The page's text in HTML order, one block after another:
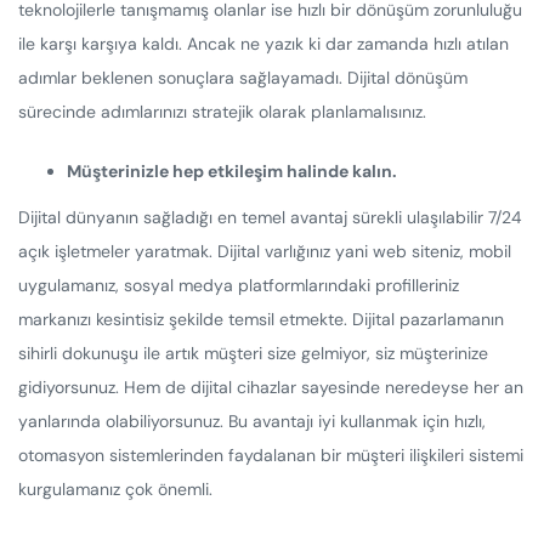
teknolojilerle tanışmamış olanlar ise hızlı bir dönüşüm zorunluluğu
ile karşı karşıya kaldı. Ancak ne yazık ki dar zamanda hızlı atılan
adımlar beklenen sonuçlara sağlayamadı. Dijital dönüşüm
sürecinde adımlarınızı stratejik olarak planlamalısınız.
Müşterinizle hep etkileşim halinde kalın.
Dijital dünyanın sağladığı en temel avantaj sürekli ulaşılabilir 7/24
açık işletmeler yaratmak. Dijital varlığınız yani web siteniz, mobil
uygulamanız, sosyal medya platformlarındaki profilleriniz
markanızı kesintisiz şekilde temsil etmekte. Dijital pazarlamanın
sihirli dokunuşu ile artık müşteri size gelmiyor, siz müşterinize
gidiyorsunuz. Hem de dijital cihazlar sayesinde neredeyse her an
yanlarında olabiliyorsunuz. Bu avantajı iyi kullanmak için hızlı,
otomasyon sistemlerinden faydalanan bir müşteri ilişkileri sistemi
kurgulamanız çok önemli.